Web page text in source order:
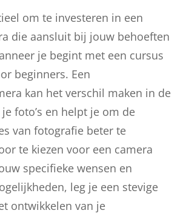
om te investeren in een
die aansluit bij jouw behoeften
je begint met een cursus
beginners. Een
kan het verschil maken in de
foto’s en helpt je om de
van fotografie beter te
te kiezen voor een camera
specifieke wensen en
leg je een stevige
ontwikkelen van je